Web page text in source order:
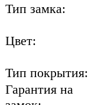
Тип замка:
Цвет:
Тип покрытия:
Гарантия на